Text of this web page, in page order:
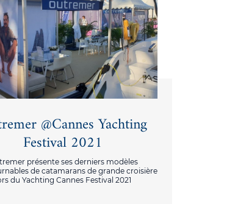
@Cannes Yachting
Festival 2021
présente ses derniers modèles
de catamarans de grande croisière
du Yachting Cannes Festival 2021